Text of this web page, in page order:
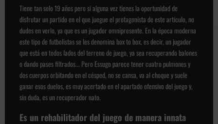
Tiene tan solo 19 años pero si alguna vez tienes la oportunidad de
disfrutar un partido en el que juegue el protagonista de este artículo, no
dudes en verlo, ya que es un jugador omnipresente. En la época moderna
este tipo de futbolistas se les denomina box to box, es decir, un jugador
que está en todos lados del terreno de juego, ya sea recuperando balones
o dando pases filtrados... Pero Essugo parece tener cuatro pulmones y
dos cuerpos orbitando en el césped, no se cansa, va al choque y suele
ganar esos duelos, es muy acertado en el apartado ofensivo del juego y,
sin duda, es un recuperador nato.
Es un rehabilitador del juego de manera innata